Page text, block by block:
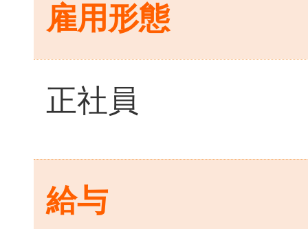
雇用形態
正社員
給与